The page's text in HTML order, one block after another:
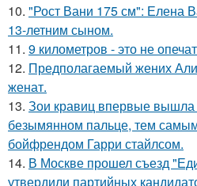
10. "Рост Вани 175 см": Елена
13-летним сыном.
11. 9 километров - это не
12. Предполагаемый жених
женат.
13. Зои кравиц впервые вышла
безымянном пальце, тем
бойфрендом Гарри стайлсом.
14. В Москве прошел съезд
утвердили партийных